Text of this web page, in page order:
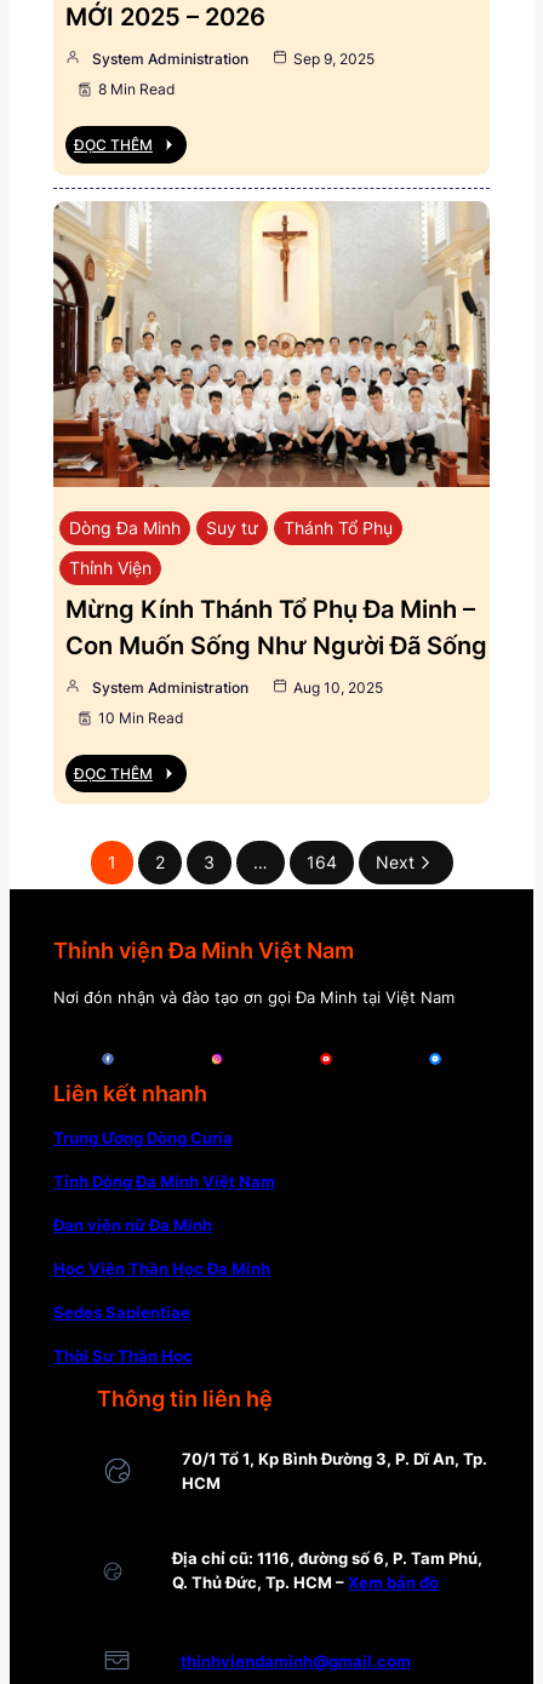
MỚI 2025 – 2026
System Administration
Sep 9, 2025
8 Min Read
ĐỌC THÊM
Dòng Đa Minh Suy tư
Thánh Tổ Phụ
Thỉnh Viện
Mừng Kính Thánh Tổ Phụ Đa Minh –
Con Muốn Sống Như Người Đã Sống
System Administration
Aug 10, 2025
10 Min Read
ĐỌC THÊM
1 2 3 … 164 Next
Thỉnh viện Đa Minh Việt Nam
Nơi đón nhận và đào tạo ơn gọi Đa Minh tại Việt Nam
Liên kết nhanh
Trung Ương Dòng Curia
Tỉnh Dòng Đa Minh Việt Nam
Đan viện nữ Đa Minh
Học Viện Thần Học Đa Minh
Sedes Sapientiae
Thời Sự Thần Học
Thông tin liên hệ
70/1 Tổ 1, Kp Bình Đường 3, P. Dĩ An, Tp.
HCM
Địa chỉ cũ: 1116, đường số 6, P. Tam Phú,
Q. Thủ Đức, Tp. HCM –Xem bản đồ
thinhviendaminh@gmail.com